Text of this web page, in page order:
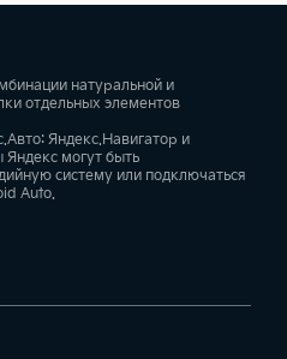
натуральной и
отдельных элементов
Яндекс.Навигатор и
могут быть
систему или подключаться
Auto.